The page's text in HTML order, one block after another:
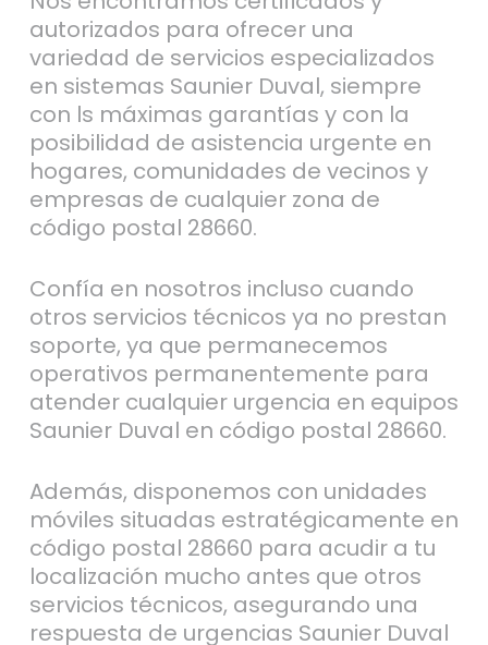
autorizados para ofrecer una
variedad de servicios especializados
en sistemas Saunier Duval, siempre
con ls máximas garantías y con la
posibilidad de asistencia urgente en
hogares, comunidades de vecinos y
empresas de cualquier zona de
código postal 28660.
Confía en nosotros incluso cuando
otros servicios técnicos ya no prestan
soporte, ya que permanecemos
operativos permanentemente para
atender cualquier urgencia en equipos
Saunier Duval en código postal 28660.
Además, disponemos con unidades
móviles situadas estratégicamente en
código postal 28660 para acudir a tu
localización mucho antes que otros
servicios técnicos, asegurando una
respuesta de urgencias Saunier Duval